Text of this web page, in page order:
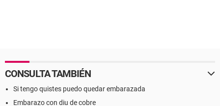
CONSULTA TAMBIÉN
Si tengo quistes puedo quedar embarazada
Embarazo con diu de cobre